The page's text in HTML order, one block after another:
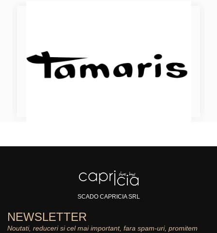
SCADO CAPRICIA SRL
NEWSLETTER
Noutati, reduceri si cel mai important, fara spam-uri, promitem